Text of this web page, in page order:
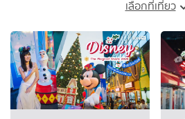
เลือกที่เที่ยว